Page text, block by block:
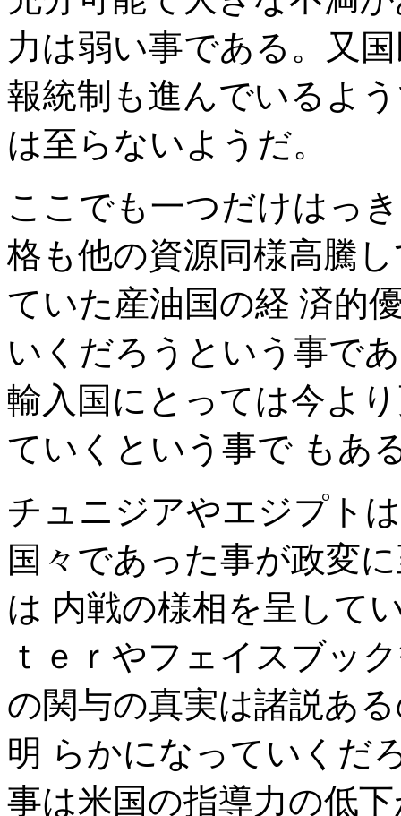
力は弱い事である。又
報統制も進んでいるよ
は至らないようだ。
ここでも一つだけはっ
格も他の資源同様高騰
ていた産油国の経 済的
いくだろうという事で
輸入国にとっては今よ
ていくという事で もあ
チュニジアやエジプト
国々であった事が政変
は 内戦の様相を呈して
ｔｅｒやフェイスブッ
の関与の真実は諸説あ
明 らかになっていくだ
事は米国の指導力の低